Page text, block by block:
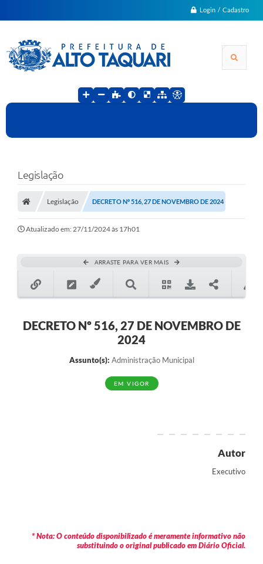
Login / Cadastro
Legislação
Legislação DECRETO Nº 516, 27 DE NOVEMBRO DE 2024
Atualizado em: 27/11/2024 às 17h01
ARRASTE PARA VER MAIS
DECRETO Nº 516, 27 DE NOVEMBRO DE
2024
Assunto(s): Administração Municipal
EM VIGOR
Autor
Executivo
* Nota: O conteúdo disponibilizado é meramente informativo não
substituindo o original publicado em Diário Oficial.